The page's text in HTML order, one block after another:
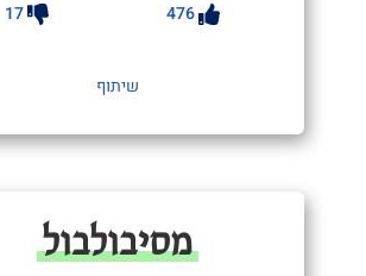
476
17
שיתוף
מסיבולבול